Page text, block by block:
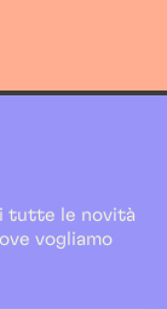
tutte le novità
vogliamo